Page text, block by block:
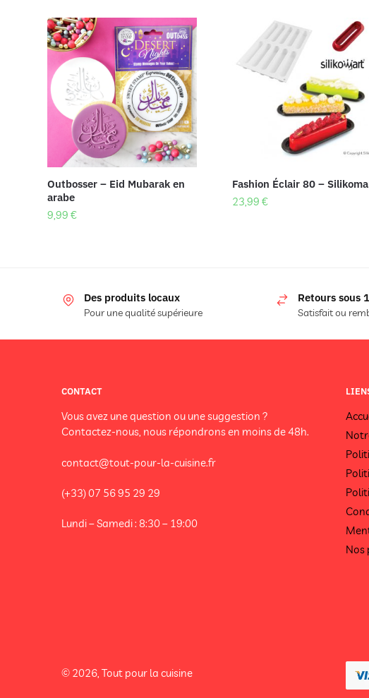
Outbosser – Eid Mubarak en
arabe
9,99 €
Fashion Éclair 80 –
23,99€
Des produits locaux
Pour une qualité supérieure
Retours sous
Satisfait ou
CONTACT
Vous avez une question ou une suggestion ?
Contactez-nous, nous répondrons en moins de 48h.
contact@tout-pour-la-cuisine.fr
(+33) 07 56 95 29 29
Lundi – Samedi : 8:30 – 19:00
Nos
© 2026, Tout pour la cuisine